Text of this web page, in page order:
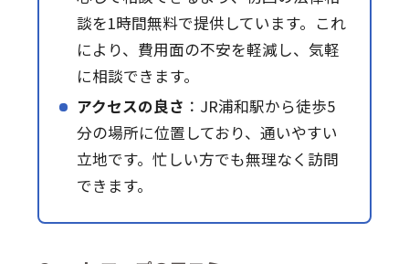
談を1時間無料で提供しています。これ
により、費用面の不安を軽減し、気軽
に相談できます。
アクセスの良さ ：JR浦和駅から徒歩5
分の場所に位置しており、通いやすい
立地です。忙しい方でも無理なく訪問
できます。